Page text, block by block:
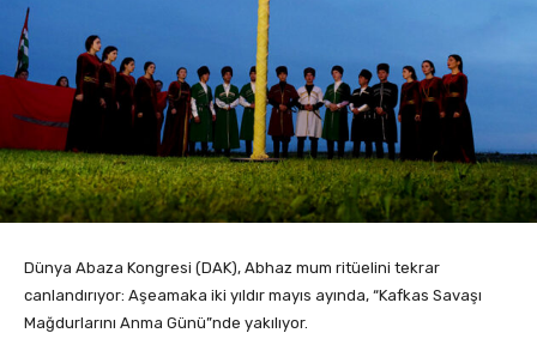
Dünya Abaza Kongresi (DAK), Abhaz mum ritüelini tekrar
canlandırıyor: Aşeamaka iki yıldır mayıs ayında, “Kafkas Savaşı
Mağdurlarını Anma Günü”nde yakılıyor.